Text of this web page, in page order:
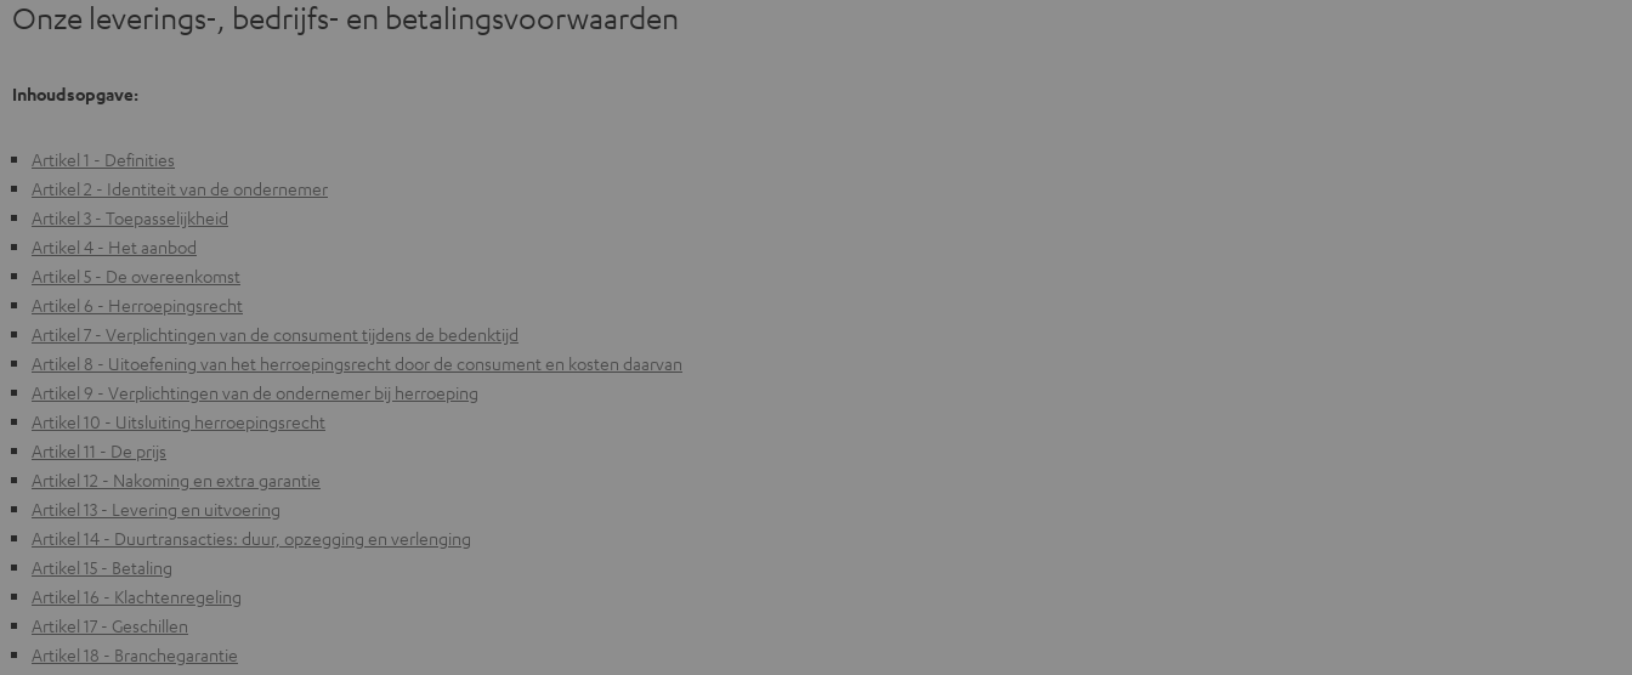
Onze leverings-, bedrijfs- en betalingsvoorwaarden
Inhoudsopgave:
Artikel 1 - Definities
Artikel 2 - Identiteit van de ondernemer
Artikel 3 - Toepasselijkheid
Artikel 4 - Het aanbod
Artikel 5 - De overeenkomst
Artikel 6 - Herroepingsrecht
Artikel 7 - Verplichtingen van de consument tijdens de bedenktijd
Artikel 8 - Uitoefening van het herroepingsrecht door de consument en kosten daarvan
Artikel 9 - Verplichtingen van de ondernemer bij herroeping
Artikel 10 - Uitsluiting herroepingsrecht
Artikel 11 - De prijs
Artikel 12 - Nakoming en extra garantie
Artikel 13 - Levering en uitvoering
Artikel 14 - Duurtransacties: duur, opzegging en verlenging
Artikel 15 - Betaling
Artikel 16 - Klachtenregeling
Artikel 17 - Geschillen
Artikel 18 - Branchegarantie